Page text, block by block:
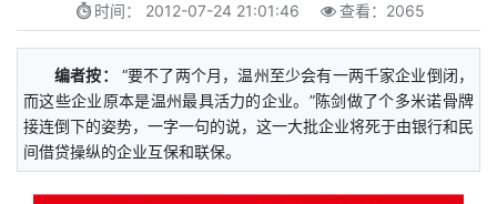
时间： 2012-07-24 21:01:46 查看： 2065
编者按：
“要不了两个月，温州至少会有一两千家企业倒闭，
而这些企业原本是温州最具活力的企业。”陈剑做了个多米诺骨牌
接连倒下的姿势，一字一句的说，这一大批企业将死于由银行和民
间借贷操纵的企业互保和联保。